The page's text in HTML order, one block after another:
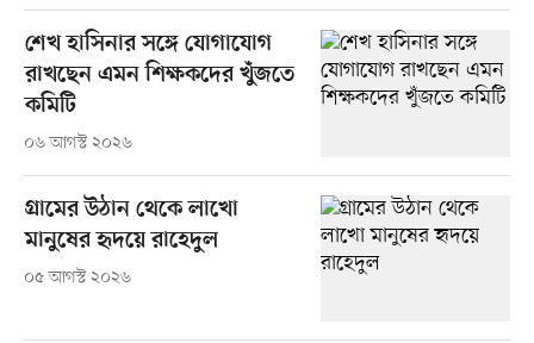
শেখ হাসিনার সঙ্গে যোগাযোগ
রাখছেন এমন শিক্ষকদের খুঁজতে
কমিটি
০৬ আগস্ট ২০২৬
গ্রামের উঠান থেকে লাখো
মানুষের হৃদয়ে রাহেদুল
০৫ আগস্ট ২০২৬